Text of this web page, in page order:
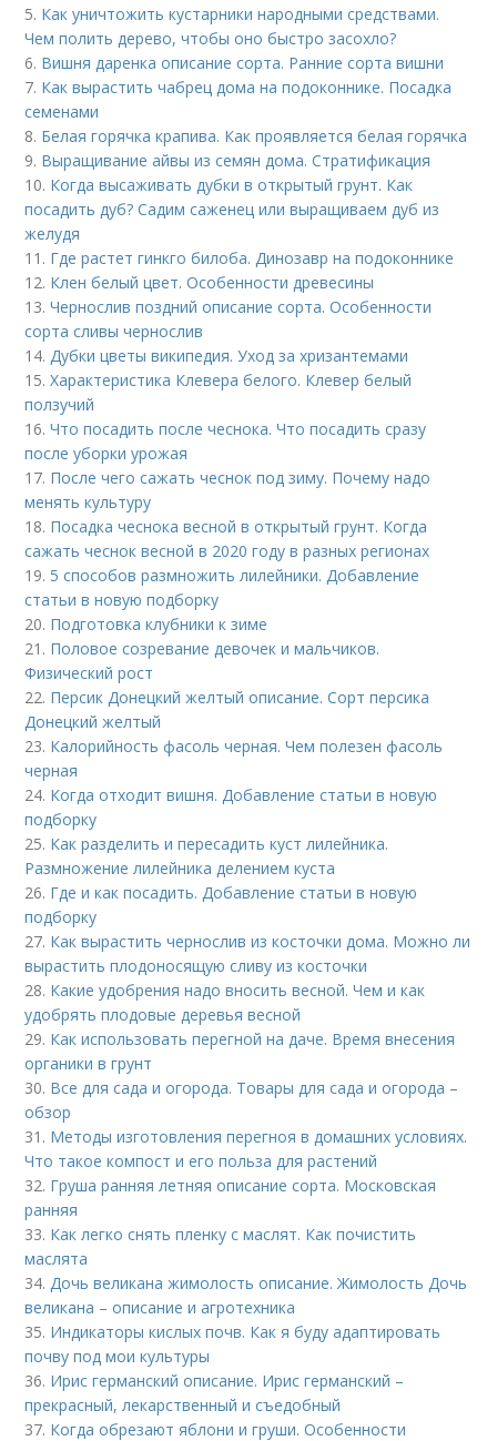
5. Как уничтожить кустарники народными средствами.
Чем полить дерево, чтобы оно быстро засохло?
6. Вишня даренка описание сорта. Ранние сорта вишни
7. Как вырастить чабрец дома на подоконнике. Посадка
семенами
8. Белая горячка крапива. Как проявляется белая горячка
9. Выращивание айвы из семян дома. Стратификация
10. Когда высаживать дубки в открытый грунт. Как
посадить дуб? Садим саженец или выращиваем дуб из
желудя
11. Где растет гинкго билоба. Динозавр на подоконнике
12. Клен белый цвет. Особенности древесины
13.Чернослив поздний описание сорта. Особенности
сорта сливы чернослив
14. Дубки цветы википедия. Уход за хризантемами
15.Характеристика Клевера белого. Клевер белый
ползучий
16.Что посадить после чеснока. Что посадить сразу
после уборки урожая
17. После чего сажать чеснок под зиму. Почему надо
менять культуру
18. Посадка чеснока весной в открытый грунт. Когда
сажать чеснок весной в 2020 году в разных регионах
19. 5 способов размножить лилейники. Добавление
статьи в новую подборку
20. Подготовка клубники к зиме
21. Половое созревание девочек и мальчиков.
Физический рост
22. Персик Донецкий желтый описание. Сорт персика
Донецкий желтый
23. Калорийность фасоль черная. Чем полезен фасоль
черная
24. Когда отходит вишня. Добавление статьи в новую
подборку
25. Как разделить и пересадить куст лилейника.
Размножение лилейника делением куста
26. Где и как посадить. Добавление статьи в новую
подборку
27. Как вырастить чернослив из косточки дома. Можно ли
вырастить плодоносящую сливу из косточки
28. Какие удобрения надо вносить весной. Чем и как
удобрять плодовые деревья весной
29. Как использовать перегной на даче. Время внесения
органики в грунт
30. Все для сада и огорода. Товары для сада и огорода –
обзор
31. Методы изготовления перегноя в домашних условиях.
Что такое компост и его польза для растений
32. Груша ранняя летняя описание сорта. Московская
ранняя
33. Как легко снять пленку с маслят. Как почистить
маслята
34. Дочь великана жимолость описание. Жимолость Дочь
великана – описание и агротехника
35. Индикаторы кислых почв. Как я буду адаптировать
почву под мои культуры
36. Ирис германский описание. Ирис германский –
прекрасный, лекарственный и съедобный
37. Когда обрезают яблони и груши. Особенности